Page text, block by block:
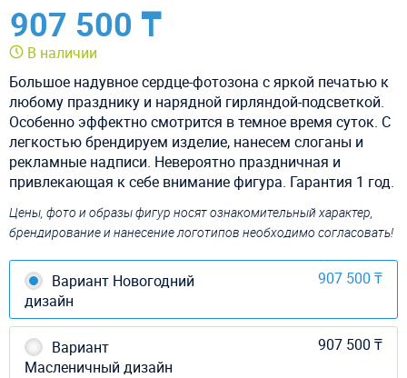
907 500 ₸
В наличии
Большое надувное сердце-фотозона с яркой печатью к
любому празднику и нарядной гирляндой-подсветкой.
Особенно эффектно смотрится в темное время суток. С
легкостью брендируем изделие, нанесем слоганы и
рекламные надписи. Невероятно праздничная и
привлекающая к себе внимание фигура. Гарантия 1 год.
Цены, фото и образы фигур носят ознакомительный характер,
брендирование и нанесение логотипов необходимо согласовать!
Вариант Новогодний
дизайн
907 500 ₸
Вариант
Масленичный дизайн
907 500 ₸